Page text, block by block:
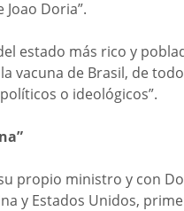
Doria”.
estado más rico y
vacuna de Brasil, de
o ideológicos”.
propio ministro y con
y Estados Unidos,